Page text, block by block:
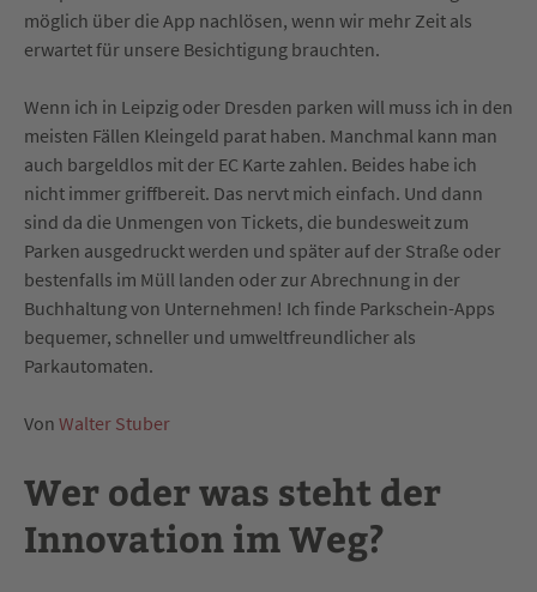
möglich über die App nachlösen, wenn wir mehr Zeit als
erwartet für unsere Besichtigung brauchten.
Wenn ich in Leipzig oder Dresden parken will muss ich in den
meisten Fällen Kleingeld parat haben. Manchmal kann man
auch bargeldlos mit der EC Karte zahlen. Beides habe ich
nicht immer griffbereit. Das nervt mich einfach. Und dann
sind da die Unmengen von Tickets, die bundesweit zum
Parken ausgedruckt werden und später auf der Straße oder
bestenfalls im Müll landen oder zur Abrechnung in der
Buchhaltung von Unternehmen! Ich finde Parkschein-Apps
bequemer, schneller und umweltfreundlicher als
Parkautomaten.
Von Walter Stuber
Wer oder was steht der
Innovation im Weg?